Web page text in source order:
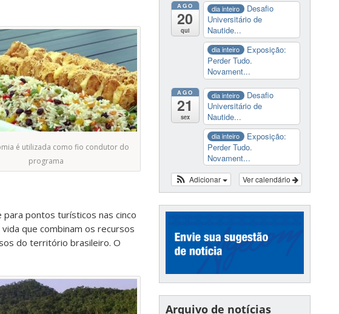
é utilizada como fio condutor do
programa
pontos turísticos nas cinco
que combinam os recursos
do território brasileiro. O
AGO
20
qui
dia inteiro
Desafio
Universitário de
Nautide...
dia inteiro
Exposição:
Perder Tudo.
Novament...
AGO
21
sex
dia inteiro
Desafio
Universitário de
Nautide...
dia inteiro
Exposição:
Perder Tudo.
Novament...
Ver calendário
Adicionar
Arquivo de notícias